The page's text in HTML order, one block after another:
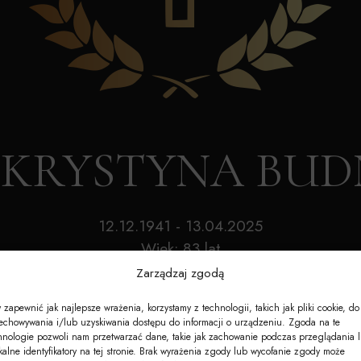
Zarządzaj zgodą
zapewnić jak najlepsze wrażenia, korzystamy z technologii, takich jak pliki cookie, do
i/lub uzyskiwania dostępu do informacji o urządzeniu. Zgoda na te
pozwoli nam przetwarzać dane, takie jak zachowanie podczas przeglądania
identyfikatory na tej stronie. Brak wyrażenia zgody lub wycofanie zgody może
e-Nekrologi
KRYSTYNA
12.12.1941 - 13.04.2025
Wiek: 83 lat